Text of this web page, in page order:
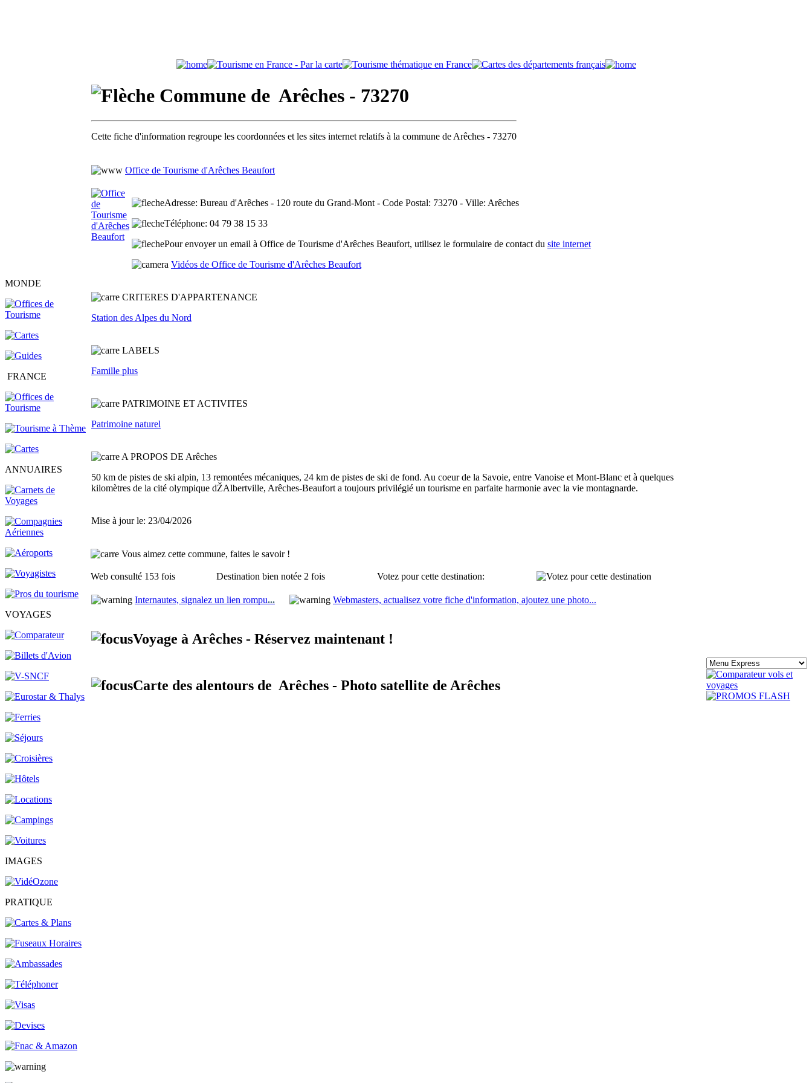
MONDE
FRANCE
ANNUAIRES
VOYAGES
IMAGES
PRATIQUE
Commune de Arêches - 73270
Cette fiche d'information regroupe les coordonnées et les sites internet relatifs à la commune de Arêches - 73270
Office de Tourisme d'Arêches Beaufort
Adresse: Bureau d'Arêches - 120 route du Grand-Mont - Code Postal: 73270 - Ville: Arêches
Téléphone: 04 79 38 15 33
Pour envoyer un email à Office de Tourisme d'Arêches Beaufort, utilisez le formulaire de contact du site internet
Vidéos de Office de Tourisme d'Arêches Beaufort
CRITERES D'APPARTENANCE
Station des Alpes du Nord
LABELS
Famille plus
PATRIMOINE ET ACTIVITES
Patrimoine naturel
A PROPOS DE Arêches
50 km de pistes de ski alpin, 13 remontées mécaniques, 24 km de pistes de ski de fond. Au coeur de la Savoie, entre Vanoise et Mont-Blanc et à quelques
kilomètres de la cité olympique dŽAlbertville, Arêches-Beaufort a toujours privilégié un tourisme en parfaite harmonie avec la vie montagnarde.
Mise à jour le: 23/04/2026
Vous aimez cette commune, faites le savoir !
Web consulté 153 fois Destination bien notée 2 fois Votez pour cette destination:
Internautes, signalez un lien rompu... Webmasters, actualisez votre fiche d'information, ajoutez une photo...
Voyage à Arêches - Réservez maintenant !
Carte des alentours de Arêches - Photo satellite de Arêches